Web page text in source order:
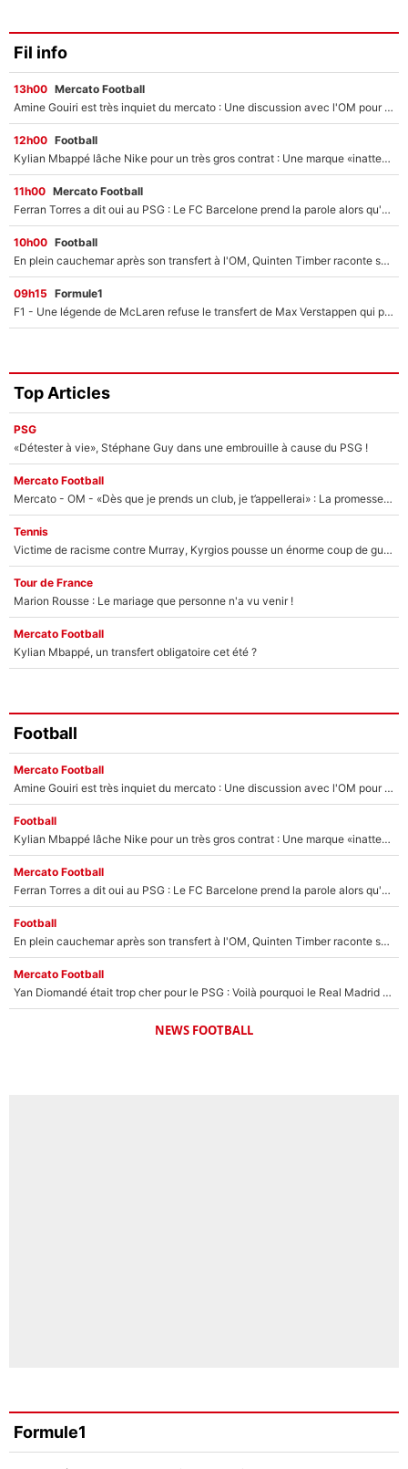
Fil info
13h00 Mercato Football
Amine Gouiri est très inquiet du mercato : Une discussion avec l'OM pour acter son transfert !
12h00 Football
Kylian Mbappé lâche Nike pour un très gros contrat : Une marque «inattendue» va frapper très fort
11h00 Mercato Football
Ferran Torres a dit oui au PSG : Le FC Barcelone prend la parole alors qu'un transfert de l'attaquant espagnol prend forme
10h00 Football
En plein cauchemar après son transfert à l'OM, Quinten Timber raconte ses doutes après sa signature à Marseille
09h15 Formule1
F1 - Une légende de McLaren refuse le transfert de Max Verstappen qui pourrait «faire des vagues» et plomber l'ambiance dans l'équipe
Top Articles
PSG
«Détester à vie», Stéphane Guy dans une embrouille à cause du PSG !
Mercato Football
Mercato - OM - «Dès que je prends un club, je t’appellerai» : La promesse de Marcelino au moment de claquer la porte
Tennis
Victime de racisme contre Murray, Kyrgios pousse un énorme coup de gueule !
Tour de France
Marion Rousse : Le mariage que personne n'a vu venir !
Mercato Football
Kylian Mbappé, un transfert obligatoire cet été ?
Football
Mercato Football
Amine Gouiri est très inquiet du mercato : Une discussion avec l'OM pour acter son transfert !
Football
Kylian Mbappé lâche Nike pour un très gros contrat : Une marque «inattendue» va frapper très fort
Mercato Football
Ferran Torres a dit oui au PSG : Le FC Barcelone prend la parole alors qu'un transfert de l'attaquant espagnol prend forme
Football
En plein cauchemar après son transfert à l'OM, Quinten Timber raconte ses doutes après sa signature à Marseille
Mercato Football
Yan Diomandé était trop cher pour le PSG : Voilà pourquoi le Real Madrid a accepté de payer la somme record de 140M€ pour boucler son transfert !
NEWS FOOTBALL
Formule1